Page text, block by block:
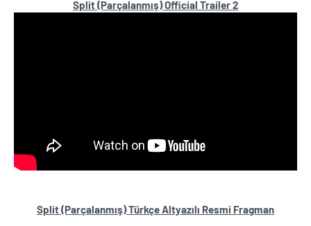
Split (Parçalanmış) Official Trailer 2
Split (Parçalanmış) Türkçe Altyazılı Resmi Fragman